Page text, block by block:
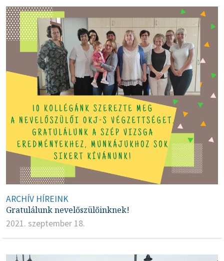
ARCHÍV HÍREINK
Gratulálunk nevelőszülőinknek!
2021. szeptember 18.